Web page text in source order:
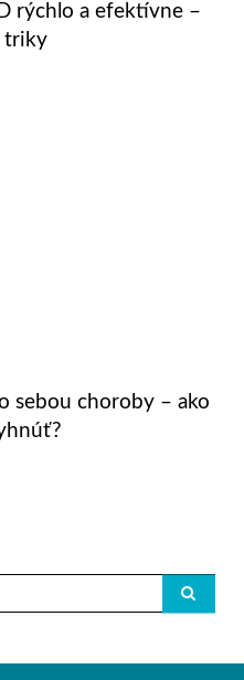
rýchlo a efektívne –
triky
sebou choroby – ako